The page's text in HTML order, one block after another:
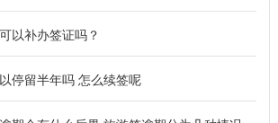
以补办签证吗？
停留半年吗 怎么续签呢